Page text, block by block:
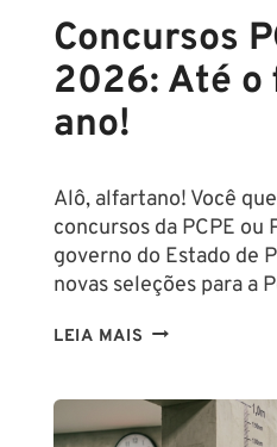
Concursos
2026: Até o
ano!
Alô, alfartano! Você
concursos da PCPE ou
governo do Estado de
novas seleções para a
LEIA MAIS CONCURSOS
PMPE